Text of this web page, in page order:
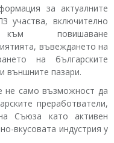
за актуалните
участва, включително
повишаване
въвеждането на
на българските
външните пазари.
не само възможност да
преработватели,
Съюза като активен
вкусовата индустрия у